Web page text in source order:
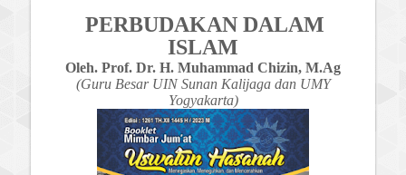
PERBUDAKAN DALAM
ISLAM
Oleh. Prof. Dr. H. Muhammad Chizin, M.Ag
(Guru Besar UIN Sunan Kalijaga dan UMY
Yogyakarta)